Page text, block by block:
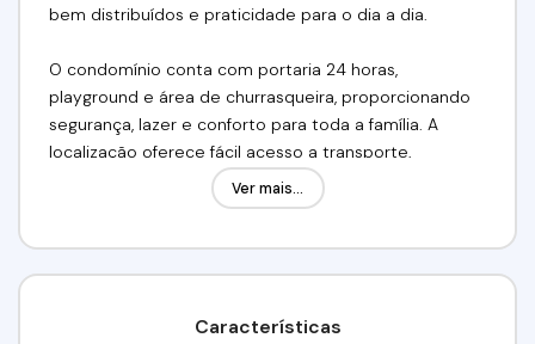
bem distribuídos e praticidade para o dia a dia.
O condomínio conta com portaria 24 horas,
playground e área de churrasqueira, proporcionando
segurança, lazer e conforto para toda a família. A
localização oferece fácil acesso a transporte,
comércios e escolas, garantindo praticidade e
comodidade aos moradores.
Venha conferir!!! Agende já a sua visita!
Ver mais...
Características